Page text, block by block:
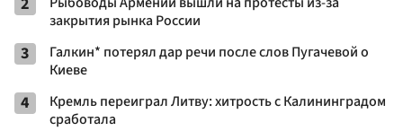
закрытия рынка России
3
Галкин* потерял дар речи после слов Пугачевой о
Киеве
4
Кремль переиграл Литву: хитрость с Калининградом
сработала